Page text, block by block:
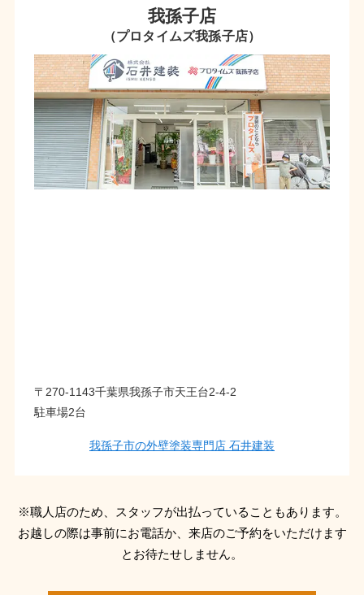
我孫子店
（プロタイムズ我孫子店）
〒270-1143千葉県我孫子市天王台2-4-2
駐車場2台
我孫子市の外壁塗装専門店 石井建装
※職人店のため、スタッフが出払っていることもあります。
お越しの際は事前にお電話か、来店のご予約をいただけます
とお待たせしません。